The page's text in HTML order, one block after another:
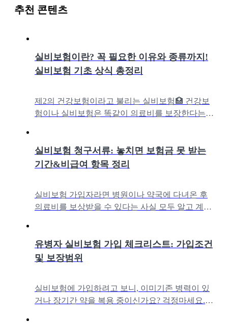
추천 콘텐츠
실비보험이란? 꼭 필요한 이유와 종류까지!
실비보험 기초 상식 총정리
제2의 건강보험이라고 불리는 실비보험🏥 건강보
험이나 실비보험은 똑같이 의료비를 보장한다는
실비보험 청구서류: 놓치면 보험금 못 받는
기간&비급여 항목 정리
실비보험 가입자라면 병원이나 약국에 다녀온 후
의료비를 보상받을 수 있다는 사실 모두 알고 계시
유병자 실비보험 가입 체크리스트: 가입조건
및 보장범위
실비보험에 가입하려고 보니, 이미기존 병력이 있
거나 장기간 약을 복용 중이신가요? 걱정마세요.